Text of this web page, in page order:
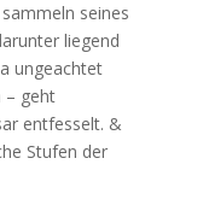
seines
liegend
ungeachtet
– geht
entfesselt. &
Stufen der